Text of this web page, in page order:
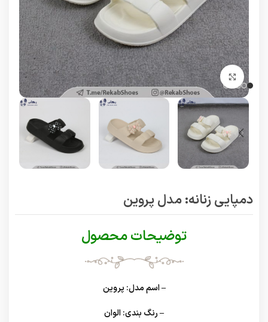
برای بزرگنمایی کلیک کنید
دمپایی زنانه: مدل پروین
توضیحات محصول
– اسم مدل: پروین
– رنگ بندی:الوان